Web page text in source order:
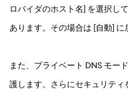
ロバイダのホスト名] を選択し
あります。その場合は [自動] に
また、プライベート DNS モー
護します。さらにセキュリテ